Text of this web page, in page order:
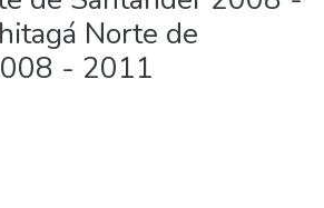
Norte de
- 2011